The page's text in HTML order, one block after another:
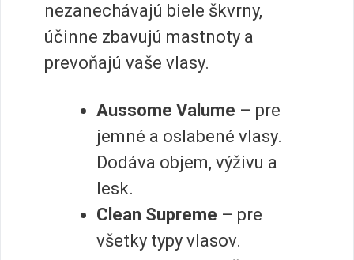
nezanechávajú biele škvrny,
účinne zbavujú mastnoty a
prevoňajú vaše vlasy.
Aussome Valume – pre
jemné a oslabené vlasy.
Dodáva objem, výživu a
lesk.
Clean Supreme – pre
všetky typy vlasov.